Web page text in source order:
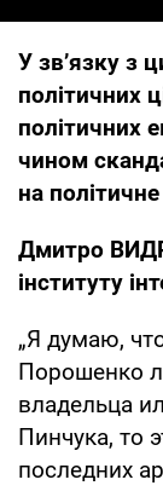
У зв’язку з
політичних
політичних
чином
на
Дмитро
інституту
„Я думаю,
Порошенко
владельца
Пинчука, то
последних